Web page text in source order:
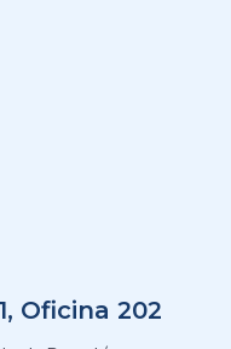
Oficina 202